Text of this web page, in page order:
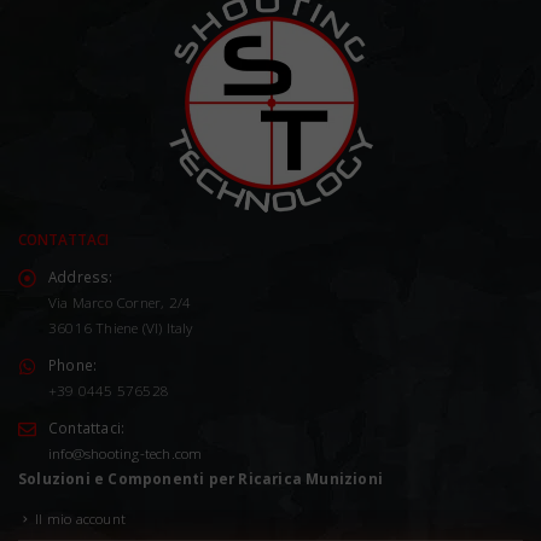
CONTATTACI
Address:
Via Marco Corner, 2/4
36016 Thiene (VI) Italy
Phone:
+39 0445 576528
Contattaci:
info@shooting-tech.com
Soluzioni e Componenti per Ricarica Munizioni
Il mio account